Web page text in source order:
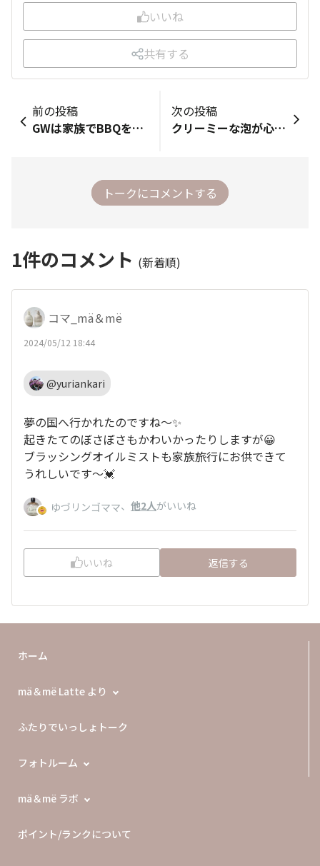
いいね
共有する
前の投稿
GWは家族でBBQをしました！ とっても暑い日だったので、私も娘も帽子が手放せませんでした💦 夏用に買い足した娘のお帽子、 娘も気に入ってくれた様子です〜❣️👒
次の投稿
クリーミーな泡が心地よくて香りがいい 潤いがあり肌へのやさしさが好き 泡切れもいい
トークにコメントする
1件のコメント (新着順)
コマ_mä＆më
2024/05/12 18:44
@yuriankari
夢の国へ行かれたのですね～✨
起きたてのぼさぼさもかわいかったりしますが😀
ブラッシングオイルミストも家族旅行にお供できて
うれしいです～💓
ゆづリンゴママ、 他2人がいいね
いいね 返信する
ホーム
mä＆më Latte より
ふたりでいっしょトーク
フォトルーム
mä＆më ラボ
ポイント/ランクについて